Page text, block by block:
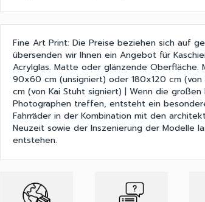
Fine Art Print: Die Preise beziehen sich auf
übersenden wir Ihnen ein Angebot für
Acrylglas. Matte oder glänzende Oberfläche.
90x60 cm (unsigniert) oder 180x120 cm
cm (von Kai Stuht signiert) | Wenn die
Photographen treffen, entsteht ein
Fahrräder in der Kombination mit den
Neuzeit sowie der Inszenierung der Modelle
entstehen.